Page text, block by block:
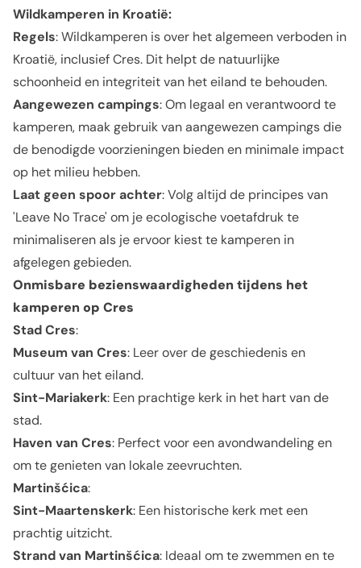
Wildkamperen in Kroatië:
Regels: Wildkamperen is over het algemeen verboden in
Kroatië, inclusief Cres. Dit helpt de natuurlijke
schoonheid en integriteit van het eiland te behouden.
Aangewezen campings: Om legaal en verantwoord te
kamperen, maak gebruik van aangewezen campings die
de benodigde voorzieningen bieden en minimale impact
op het milieu hebben.
Laat geen spoor achter: Volg altijd de principes van
'Leave No Trace' om je ecologische voetafdruk te
minimaliseren als je ervoor kiest te kamperen in
afgelegen gebieden.
Onmisbare bezienswaardigheden tijdens het
kamperen op Cres
Stad Cres:
Museum van Cres: Leer over de geschiedenis en
cultuur van het eiland.
Sint-Mariakerk: Een prachtige kerk in het hart van de
stad.
Haven van Cres: Perfect voor een avondwandeling en
om te genieten van lokale zeevruchten.
Martinšćica:
Sint-Maartenskerk: Een historische kerk met een
prachtig uitzicht.
Strand van Martinšćica: Ideaal om te zwemmen en te